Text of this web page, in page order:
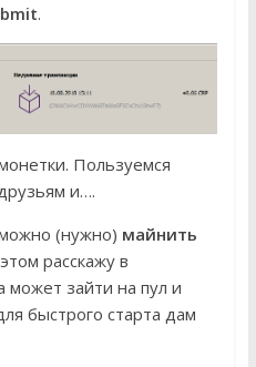
.
Пользуемся
и….
(нужно) майнить
расскажу в
может зайти на пул и
быстрого старта дам